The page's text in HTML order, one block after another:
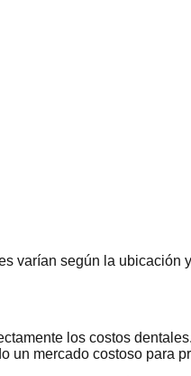
varían según la ubicación
los costos
mercado costoso para